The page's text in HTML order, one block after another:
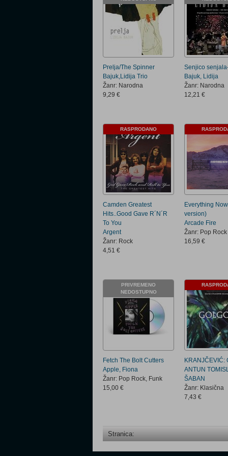
Prelja/The Spinner
Bajuk,Lidija Trio
Žanr: Narodna
9,29 €
Senjico
Bajuk, Lidija
Žanr: Narodna
12,21 €
RASPRODANO
Camden Greatest
Hits..Good Gave R´N´R
To You
Argent
Žanr: Rock
4,51 €
Everything
version)
Arcade Fire
Žanr: Pop Rock
16,59 €
PRIVREMENO
NEDOSTUPNO
Fetch The Bolt Cutters
Apple, Fiona
Žanr: Pop Rock, Funk
15,00 €
KRANJČEVIĆ:
ANTUN
ŠABAN
Žanr: Klasična
7,43 €
Stranica: